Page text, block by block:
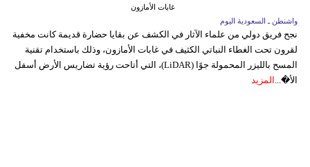
غابات الأمازون
واشنطن ـ السعودية اليوم
نجح فريق دولي من علماء الآثار في الكشف عن بقايا حضارة قديمة كانت مخفية
لقرون تحت الغطاء النباتي الكثيف في غابات الأمازون، وذلك باستخدام تقنية
المسح بالليزر المحمولة جوًا (LiDAR)، التي أتاحت رؤية تضاريس الأرض أسفل
الأ�... المزيد